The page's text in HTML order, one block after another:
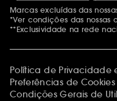
Black Friday
Cyber Monday
Blue Monday
Menções adicionais
Marcas excluídas das
*Ver condições das nossas
**Exclusividade na rede
Política de Privacidade
Preferências de Cookies
Condições Gerais de